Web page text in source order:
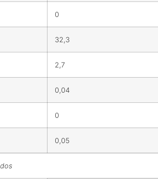
0
32,3
2,7
0,04
0
0,05